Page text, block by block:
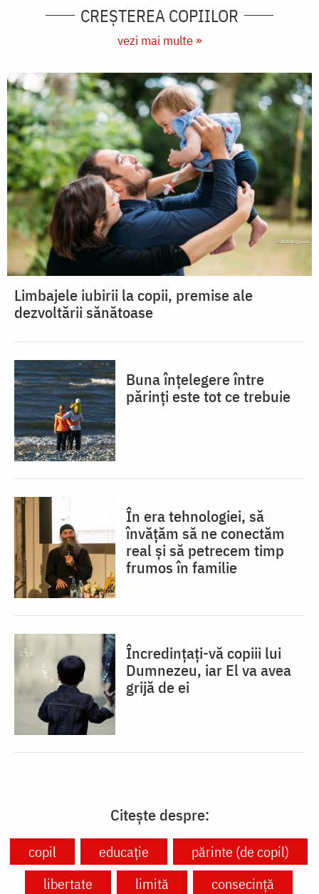
CREŞTEREA COPIILOR
vezi mai multe »
Limbajele iubirii la copii, premise ale
dezvoltării sănătoase
Buna înțelegere între
părinți este tot ce trebuie
În era tehnologiei, să
învățăm să ne conectăm
real și să petrecem timp
frumos în familie
Încredințați-vă copiii lui
Dumnezeu, iar El va avea
grijă de ei
Citește despre:
copil educație
părinte (de copil)
libertate
limită
consecință